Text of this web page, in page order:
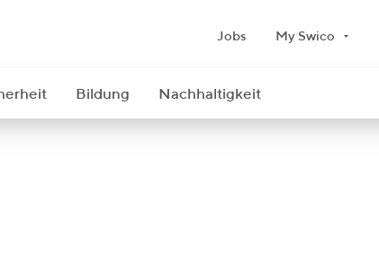
Jobs My Swico
Bildung Nachhaltigkeit